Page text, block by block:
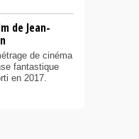
de Jean-
de cinéma
fantastique
en 2017.